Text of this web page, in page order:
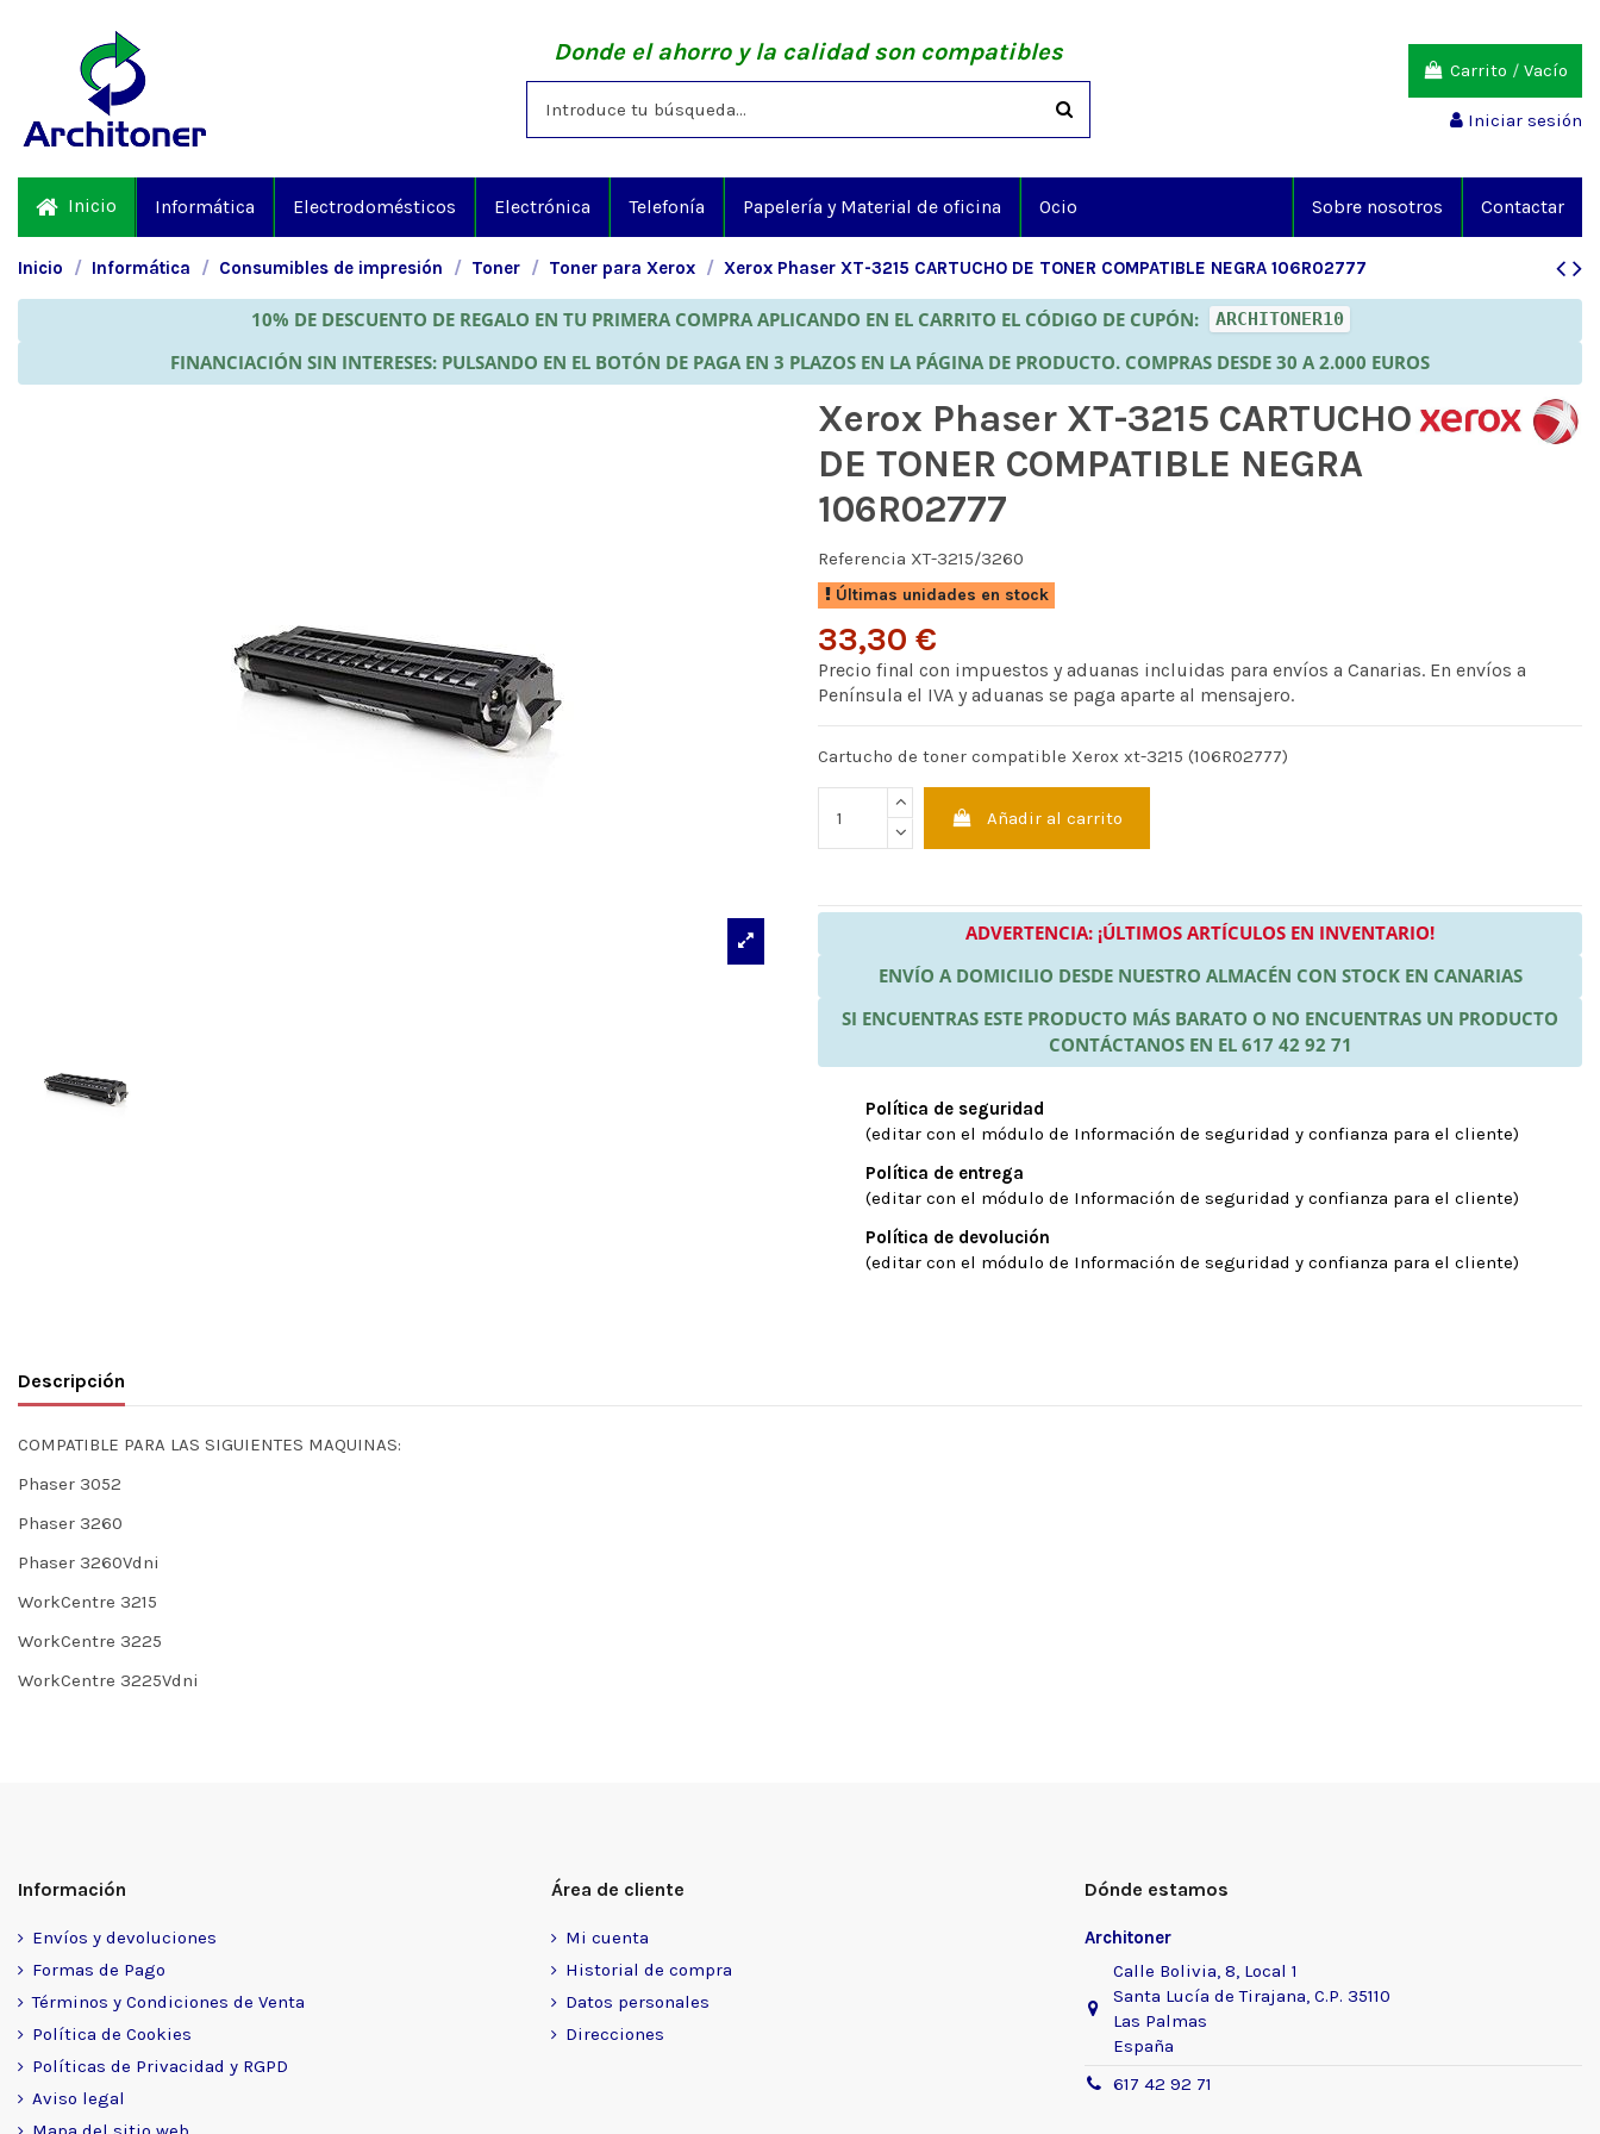
Donde el ahorro y la calidad son compatibles
Carrito / Vacío
Iniciar sesión
Inicio Informática Electrodomésticos Electrónica Telefonía Papelería y Material de oficina Ocio Contactar
Sobre nosotros
Inicio Informática Consumibles de impresión Toner Toner para Xerox Xerox Phaser XT-3215 CARTUCHO DE TONER COMPATIBLE NEGRA 106R02777
10% DE DESCUENTO DE REGALO EN TU PRIMERA COMPRA APLICANDO EN EL CARRITO EL CÓDIGO DE CUPÓN: ARCHITONER10
FINANCIACIÓN SIN INTERESES: PULSANDO EN EL BOTÓN DE PAGA EN 3 PLAZOS EN LA PÁGINA DE PRODUCTO. COMPRAS DESDE 30 A 2.000 EUROS
Xerox Phaser XT-3215 CARTUCHO
DE TONER COMPATIBLE NEGRA
106R02777
Referencia XT-3215/3260
Últimas unidades en stock
33,30 €
Precio final con impuestos y aduanas incluidas para envíos a Canarias. En envíos a
Península el IVA y aduanas se paga aparte al mensajero.
Cartucho de toner compatible Xerox xt-3215 (106R02777)
Añadir al carrito
ADVERTENCIA: ¡ÚLTIMOS ARTÍCULOS EN INVENTARIO!
ENVÍO A DOMICILIO DESDE NUESTRO ALMACÉN CON STOCK EN CANARIAS
SI ENCUENTRAS ESTE PRODUCTO MÁS BARATO O NO ENCUENTRAS UN PRODUCTO
CONTÁCTANOS EN EL 617 42 92 71
Política de seguridad
(editar con el módulo de Información de seguridad y confianza para el cliente)
Política de entrega
(editar con el módulo de Información de seguridad y confianza para el cliente)
Política de devolución
(editar con el módulo de Información de seguridad y confianza para el cliente)
Descripción
COMPATIBLE PARA LAS SIGUIENTES MAQUINAS:
Phaser 3052
Phaser 3260
Phaser 3260Vdni
WorkCentre 3215
WorkCentre 3225
WorkCentre 3225Vdni
Información
Envíos y devoluciones
Formas de Pago
Términos y Condiciones de Venta
Política de Cookies
Políticas de Privacidad y RGPD
Aviso legal
Área de cliente
Mi cuenta
Historial de compra
Datos personales
Direcciones
Dónde estamos
Architoner
Calle Bolivia, 8, Local 1
Santa Lucía de Tirajana, C.P. 35110
Las Palmas
España
617 42 92 71